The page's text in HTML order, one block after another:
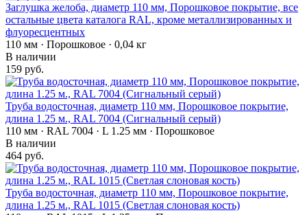
Заглушка желоба, диаметр 110 мм, Порошковое покрытие, все
остальные цвета каталога RAL, кроме металлизированных и
флуоресцентных
110 мм · Порошковое · 0,04 кг
В наличии
159 руб.
Труба водосточная, диаметр 110 мм, Порошковое покрытие,
длина 1.25 м., RAL 7004 (Сигнальный серый)
110 мм · RAL 7004 · L 1.25 мм · Порошковое
В наличии
464 руб.
Труба водосточная, диаметр 110 мм, Порошковое покрытие,
длина 1.25 м., RAL 1015 (Светлая слоновая кость)